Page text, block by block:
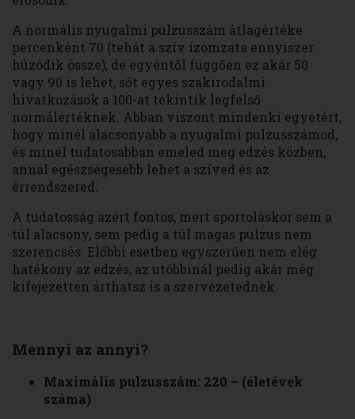
A normális nyugalmi pulzusszám átlagértéke
percenként 70 (tehát a szív izomzata ennyiszer
húzódik össze), de egyéntől függően ez akár 50
vagy 90 is lehet, sőt egyes szakirodalmi
hivatkozások a 100-at tekintik legfelső
normálértéknek. Abban viszont mindenki egyetért,
hogy minél alacsonyabb a nyugalmi pulzusszámod,
és minél tudatosabban emeled meg edzés közben,
annál egészségesebb lehet a szíved és az
érrendszered.
A tudatosság azért fontos, mert sportoláskor sem a
túl alacsony, sem pedig a túl magas pulzus nem
szerencsés. Előbbi esetben egyszerűen nem elég
hatékony az edzés, az utóbbinál pedig akár még
kifejezetten árthatsz is a szervezetednek.
Mennyi az annyi?
Maximális pulzusszám: 220 – (életévek
száma)